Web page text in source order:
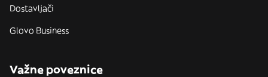
Dostavljači
Glovo Business
Važne poveznice